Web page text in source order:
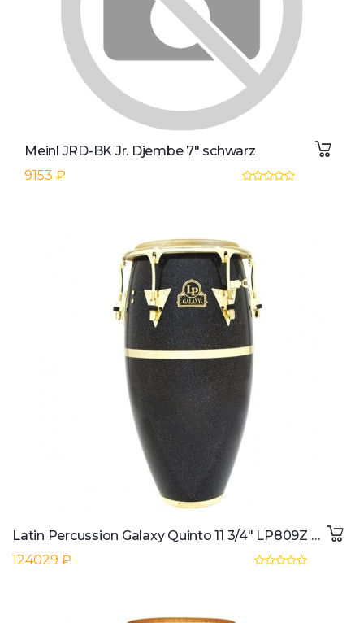
Meinl JRD-BK Jr. Djembe 7" schwarz
9153 ₽
Latin Percussion Galaxy Quinto 11 3/4" LP809Z Fiberglass, BLK Hologr. Sparkle
124029 ₽